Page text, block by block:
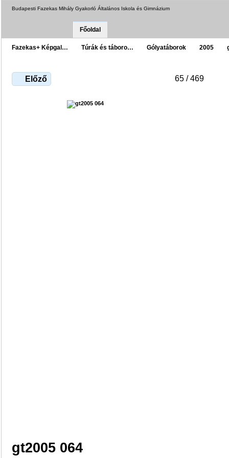
Budapesti Fazekas Mihály Gyakorló Általános Iskola és Gimnázium
Főoldal
Fazekas+ Képgal… Túrák és táboro… Gólyatáborok 2005
Előző 65 / 469
gt2005 064